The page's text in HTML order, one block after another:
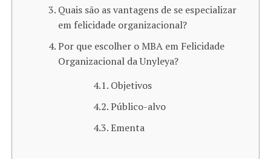
Quais são as vantagens de se especializar
em felicidade organizacional?
Por que escolher o MBA em Felicidade
Organizacional da Unyleya?
Objetivos
Público-alvo
Ementa